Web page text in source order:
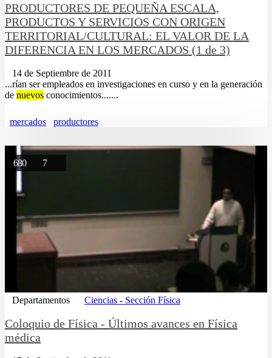
PRODUCTORES DE PEQUEÑA ESCALA,
PRODUCTOS Y SERVICIOS CON ORIGEN
TERRITORIAL/CULTURAL: EL VALOR DE LA
DIFERENCIA EN LOS MERCADOS (1 de 3)
14 de Septiembre de 2011
...rí­an ser empleados en investigaciones en curso y en la generación
de nuevos conocimientos.......
mercados productores
680 7
Departamentos Ciencias - Sección Física
Coloquio de Física - Últimos avances en Física
médica